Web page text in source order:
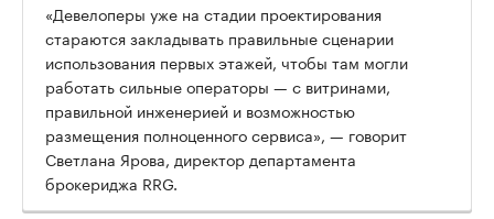
00:00
«Девелоперы уже на стадии проектирования
стараются закладывать правильные сценарии
использования первых этажей, чтобы там могли
работать сильные операторы — с витринами,
правильной инженерией и возможностью
размещения полноценного сервиса», — говорит
Светлана Ярова, директор департамента
брокериджа RRG.